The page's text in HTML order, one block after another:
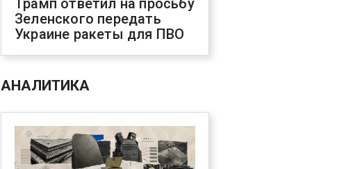
Трамп ответил на просьбу
Зеленского передать
Украине ракеты для ПВО
АНАЛИТИКА